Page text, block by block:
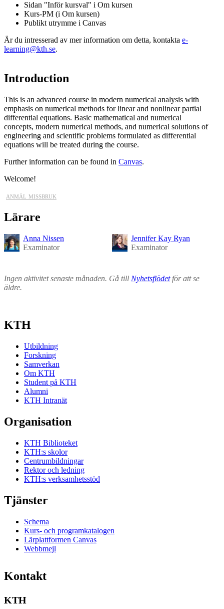
Sidan "Inför kursval" i Om kursen
Kurs-PM (i Om kursen)
Publikt utrymme i Canvas
Är du intresserad av mer information om detta, kontakta e-
learning@kth.se.
Introduction
This is an advanced course in modern numerical analysis with
emphasis on numerical methods for linear and nonlinear partial
differential equations. Basic mathematical and numerical
concepts, modern numerical methods, and numerical solutions of
engineering and scientific problems formulated as differential
equations will be treated during the course.
Further information can be found in Canvas.
Welcome!
anmäl missbruk
Lärare
Anna Nissen
Examinator
Jennifer Kay Ryan
Examinator
Ingen aktivitet senaste månaden. Gå till Nyhetsflödetför att se
äldre.
KTH
Utbildning
Forskning
Samverkan
Om KTH
Student på KTH
Alumni
KTH Intranät
Organisation
KTH Biblioteket
KTH:s skolor
Centrumbildningar
Rektor och ledning
KTH:s verksamhetsstöd
Tjänster
Schema
Kurs- och programkatalogen
Lärplattformen Canvas
Webbmejl
Kontakt
KTH